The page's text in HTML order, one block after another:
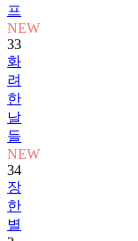
프
NEW
33
화
려
한
날
들
NEW
34
장
한
별